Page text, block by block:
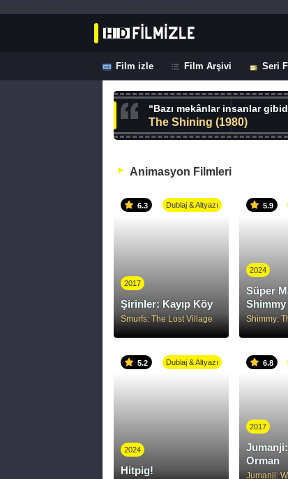
Film izle Film Arşivi Seri
“Bazı mekânlar insanlar
The Shining (1980)
Animasyon Filmleri
6.3 Dublaj & Altyazı
2017
Şirinler: Kayıp Köy
Smurfs: The Lost Village
5.9
2024
Süper
Shimmy
5.2 Dublaj & Altyazı
2024
Hitpig!
6.8
2017
Orman